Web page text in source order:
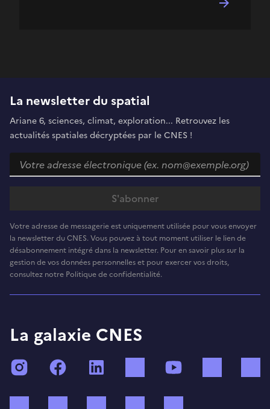
La newsletter du spatial
Ariane 6, sciences, climat, exploration... Retrouvez les
actualités spatiales décryptées par le CNES !
Votre adresse de messagerie est uniquement utilisée pour vous envoyer
la newsletter du CNES. Vous pouvez à tout moment utiliser le lien de
désabonnement intégré dans la newsletter. Pour en savoir plus sur la
gestion de vos données personnelles et pour exercer vos droits,
consultez notre Politique de confidentialité.
La galaxie CNES
InstagramFacebook TikTok